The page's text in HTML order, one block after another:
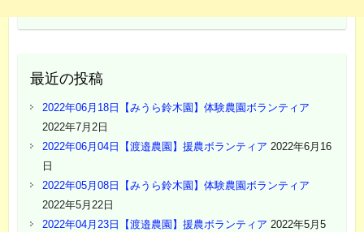
最近の投稿
2022年06月18日【みうら鈴木園】体験農園ボランティア
2022年7月2日
2022年06月04日【渡邉農園】援農ボランティア 2022年6月16
日
2022年05月08日【みうら鈴木園】体験農園ボランティア
2022年5月22日
2022年04月23日【渡邉農園】援農ボランティア 2022年5月5